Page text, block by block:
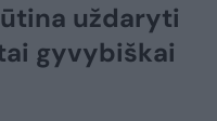
uždaryti
gyvybiškai